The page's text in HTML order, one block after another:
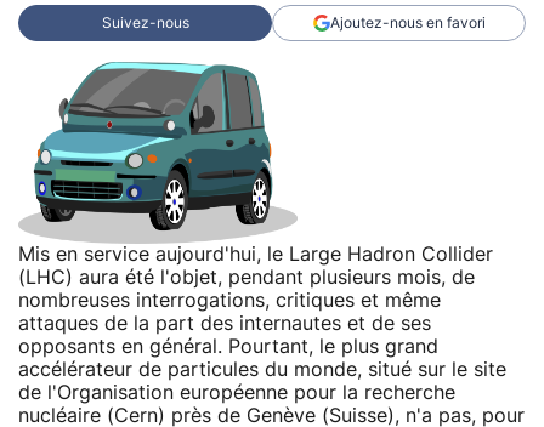
Suivez-nous Ajoutez-nous en favori
Mis en service aujourd'hui, le Large Hadron Collider
(LHC) aura été l'objet, pendant plusieurs mois, de
nombreuses interrogations, critiques et même
attaques de la part des internautes et de ses
opposants en général. Pourtant, le plus grand
accélérateur de particules du monde, situé sur le site
de l'Organisation européenne pour la recherche
nucléaire (Cern) près de Genève (Suisse), n'a pas, pour